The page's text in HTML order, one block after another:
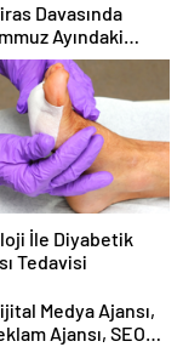
Davasında
Ayındaki
Çevrildi
İle Diyabetik
Tedavisi
Ajansı, SEO